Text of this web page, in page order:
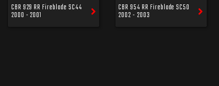
CBR 929 RR Fireblade SC44
2000 - 2001
CBR 954 RR Fireblade SC50
2002 - 2003